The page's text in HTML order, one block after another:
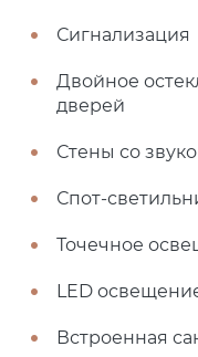
Сигнализация
Двойное
дверей
Стены со
Спот-
Точечное
LED
Встроенная